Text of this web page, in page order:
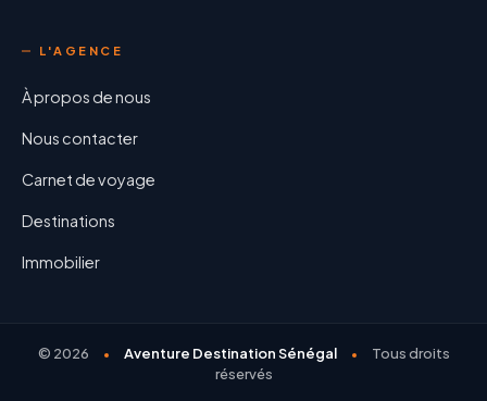
L'AGENCE
À propos de nous
Nous contacter
Carnet de voyage
Destinations
Immobilier
© 2026 Aventure Destination Sénégal
Tous droits
réservés